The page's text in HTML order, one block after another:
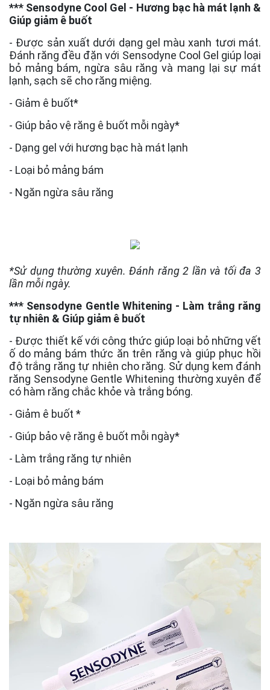
*** Sensodyne Cool Gel - Hương bạc hà mát lạnh &
Giúp giảm ê buốt
- Được sản xuất dưới dạng gel màu xanh tươi mát.
Đánh răng đều đặn với Sensodyne Cool Gel giúp loại
bỏ mảng bám, ngừa sâu răng và mang lại sự mát
lạnh, sạch sẽ cho răng miệng.
- Giảm ê buốt*
- Giúp bảo vệ răng ê buốt mỗi ngày*
- Dạng gel với hương bạc hà mát lạnh
- Loại bỏ mảng bám
- Ngăn ngừa sâu răng
*Sử dụng thường xuyên. Đánh răng 2 lần và tối đa 3
lần mỗi ngày.
*** Sensodyne Gentle Whitening - Làm trắng răng
tự nhiên & Giúp giảm ê buốt
- Được thiết kế với công thức giúp loại bỏ những vết
ố do mảng bám thức ăn trên răng và giúp phục hồi
độ trắng răng tự nhiên cho răng. Sử dụng kem đánh
răng Sensodyne Gentle Whitening thường xuyên để
có hàm răng chắc khỏe và trắng bóng.
- Giảm ê buốt *
- Giúp bảo vệ răng ê buốt mỗi ngày*
- Làm trắng răng tự nhiên
- Loại bỏ mảng bám
- Ngăn ngừa sâu răng